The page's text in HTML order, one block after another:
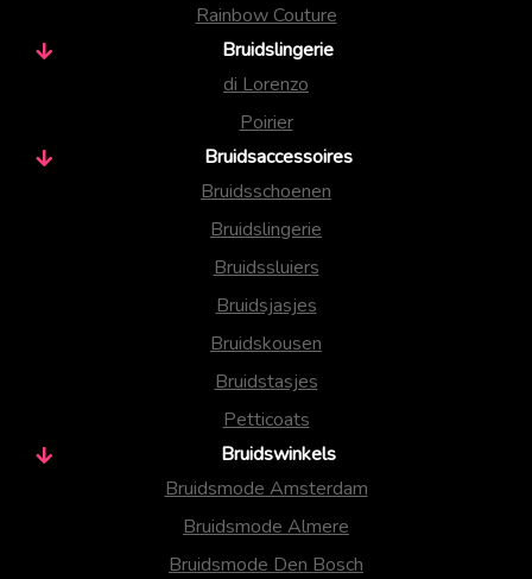
Rainbow Couture
Bruidslingerie
di Lorenzo
Poirier
Bruidsaccessoires
Bruidsschoenen
Bruidslingerie
Bruidssluiers
Bruidsjasjes
Bruidskousen
Bruidstasjes
Petticoats
Bruidswinkels
Bruidsmode Amsterdam
Bruidsmode Almere
Bruidsmode Den Bosch